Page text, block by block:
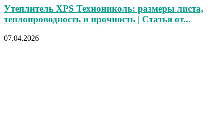
Утеплитель XPS Технониколь: размеры листа,
теплопроводность и прочность | Статья от...
07.04.2026